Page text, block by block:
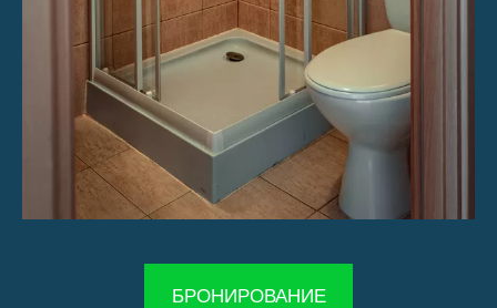
​БРОНИРОВАНИЕ​